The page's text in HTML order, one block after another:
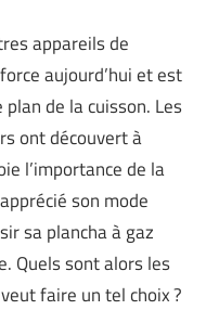
appareils de
aujourd’hui et est
de la cuisson. Les
ont découvert à
l’importance de la
son mode
sa plancha à gaz
Quels sont alors les
faire un tel choix ?